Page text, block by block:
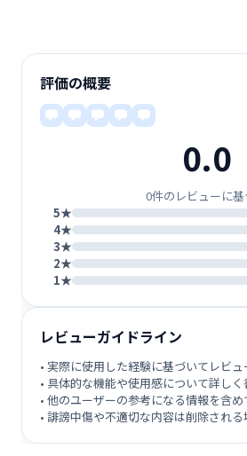
評価の概要
0.0
0件のレビューに基
5★
4★
3★
2★
1★
レビューガイドライン
• 実際に使用した経験に基づいてレビ
• 具体的な機能や使用感について詳し
• 他のユーザーの参考になる情報を含
• 誹謗中傷や不適切な内容は削除され